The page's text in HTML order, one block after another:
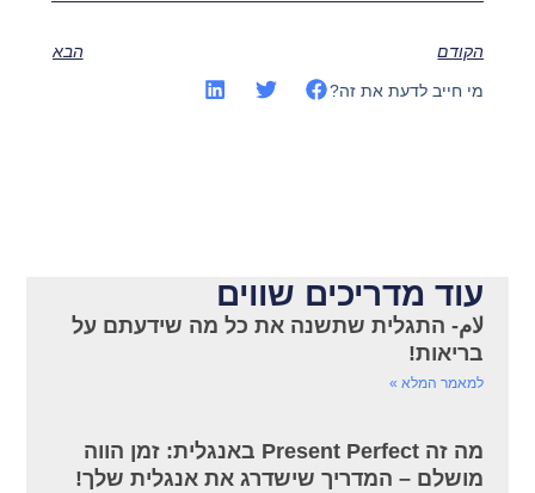
הקודם הבא
מי חייב לדעת את זה?
עוד מדריכים שווים
لام- התגלית שתשנה את כל מה שידעתם על
בריאות!
למאמר המלא »
מה זה Present Perfect באנגלית: זמן הווה
מושלם – המדריך שישדרג את אנגלית שלך!